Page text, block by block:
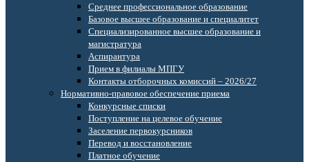
Среднее профессиональное образование
Базовое высшее образование и специалитет
Специализированное высшее образование и
магистратура
Аспирантура
Прием в филиалы МПГУ
Контакты отборочных комиссий – 2026/27
Нормативно-правовое обеспечение приема
Конкурсные списки
Поступление на целевое обучение
Заселение первокурсников
Перевод и восстановление
Платное обучение